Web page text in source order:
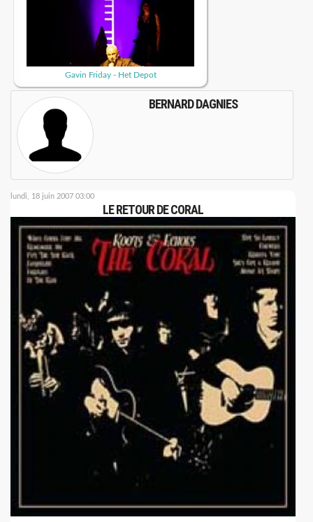
Gavin Friday - Het Depot
BERNARD DAGNIES
lundi, 18 juin 2007 03:00
LE RETOUR DE CORAL